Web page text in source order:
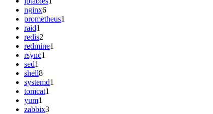
nginx6
prometheus1
raid1
redis2
redmine1
rsync1
sed1
shell8
systemd1
tomcat1
yum1
zabbix3